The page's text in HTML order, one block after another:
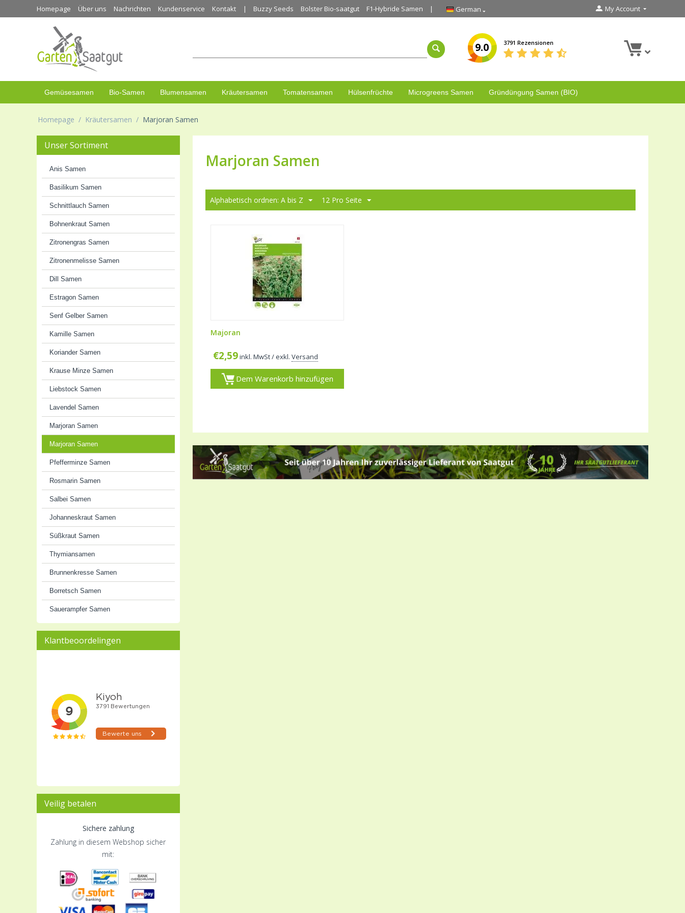
Homepage Über uns Nachrichten Kundenservice Kontakt Buzzy Seeds Bolster Bio-saatgut F1-Hybride Samen German My Account
9.0 3791 Rezensionen
Gemüsesamen Bio-Samen Blumensamen Kräutersamen Tomatensamen Hülsenfrüchte Microgreens Samen Gründüngung Samen (BIO)
Homepage / Kräutersamen / Marjoran Samen
Unser Sortiment
Anis Samen
Basilikum Samen
Schnittlauch Samen
Bohnenkraut Samen
Zitronengras Samen
Zitronenmelisse Samen
Dill Samen
Estragon Samen
Senf Gelber Samen
Kamille Samen
Koriander Samen
Krause Minze Samen
Liebstock Samen
Lavendel Samen
Marjoran Samen
Marjoran Samen
Pfefferminze Samen
Rosmarin Samen
Salbei Samen
Johanneskraut Samen
Süßkraut Samen
Thymiansamen
Brunnenkresse Samen
Borretsch Samen
Sauerampfer Samen
Klantbeoordelingen
Veilig betalen
Sichere zahlung
Zahlung in diesem Webshop sicher
mit:
Marjoran Samen
Alphabetisch ordnen: A bis Z 12 Pro Seite
Majoran
€2,59inkl. MwSt/ exkl.Versand
Dem Warenkorb hinzufügen